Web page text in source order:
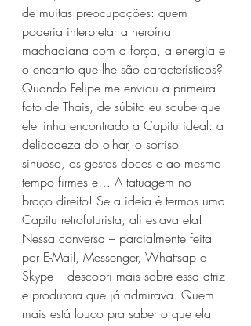
de muitas preocupações: quem
poderia interpretar a heroína
machadiana com a força, a energia e
o encanto que lhe são característicos?
Quando Felipe me enviou a primeira
foto de Thais, de súbito eu soube que
ele tinha encontrado a Capitu ideal: a
delicadeza do olhar, o sorriso
sinuoso, os gestos doces e ao mesmo
tempo firmes e… A tatuagem no
braço direito! Se a ideia é termos uma
Capitu retrofuturista, ali estava ela!
Nessa conversa – parcialmente feita
por E-Mail, Messenger, Whattsap e
Skype – descobri mais sobre essa atriz
e produtora que já admirava. Quem
mais está louco pra saber o que ela